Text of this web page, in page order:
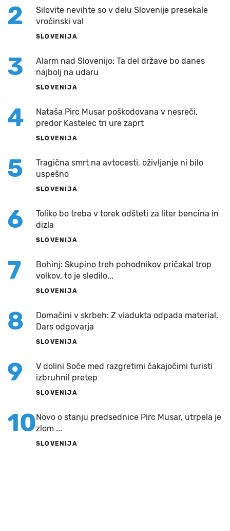
2
Silovite nevihte so v delu Slovenije presekale
vročinski val
SLOVENIJA
3
Alarm nad Slovenijo: Ta del države bo danes
najbolj na udaru
SLOVENIJA
4
Nataša Pirc Musar poškodovana v nesreči,
predor Kastelec tri ure zaprt
SLOVENIJA
5
Tragična smrt na avtocesti, oživljanje ni bilo
uspešno
SLOVENIJA
6
Toliko bo treba v torek odšteti za liter bencina in
dizla
SLOVENIJA
7
Bohinj: Skupino treh pohodnikov pričakal trop
volkov, to je sledilo...
SLOVENIJA
8
Domačini v skrbeh: Z viadukta odpada material,
Dars odgovarja
SLOVENIJA
9
V dolini Soče med razgretimi čakajočimi turisti
izbruhnil pretep
SLOVENIJA
10Novo o stanju predsednice Pirc Musar, utrpela je
zlom ...
SLOVENIJA